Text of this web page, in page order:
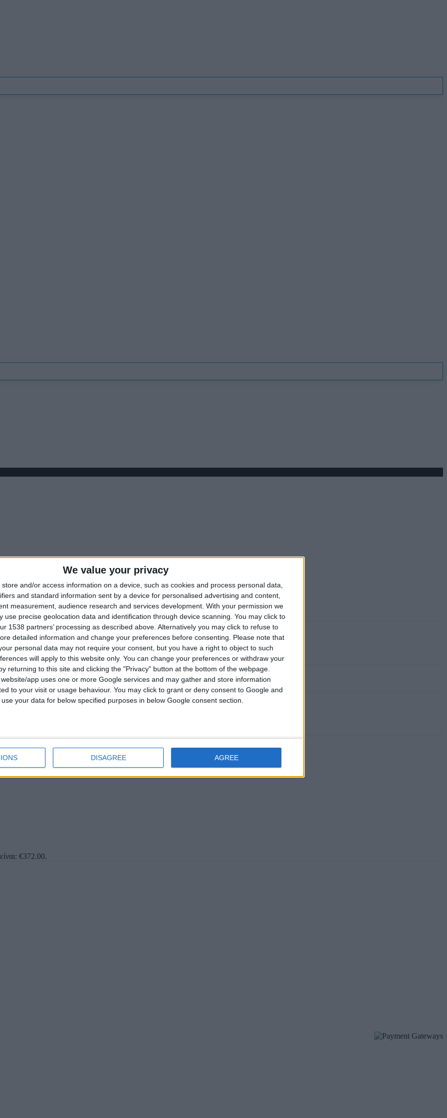
We value your privacy
store and/or access information on a device, such as cookies and process personal data,
and standard information sent by a device for personalised advertising and content,
measurement, audience research and services development. With your permission we
use precise geolocation data and identification through device scanning. You may click to
1538 partners’ processing as described above. Alternatively you may click to refuse to
detailed information and change your preferences before consenting.
Please note that
personal data may not require your consent, but you have a right to object to such
will apply to this website only. You can change your preferences or withdraw your
returning to this site and clicking the "Privacy" button at the bottom of the webpage.
app uses one or more Google services and may gather and store information
to your visit or usage behaviour. You may click to grant or deny consent to Google and
your data for below specified purposes in below Google consent section.
DISAGREE AGREE
€372.00.
€372.00.